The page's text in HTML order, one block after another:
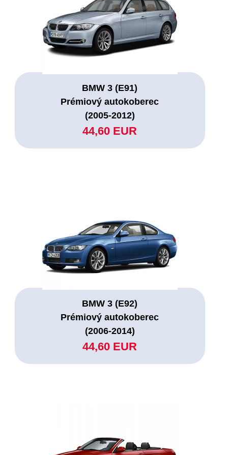
BMW 3 (E91)
Prémiový autokoberec
(2005-2012)
44,60 EUR
BMW 3 (E92)
Prémiový autokoberec
(2006-2014)
44,60 EUR